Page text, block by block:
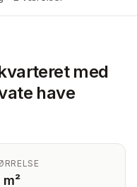
med
have
m²